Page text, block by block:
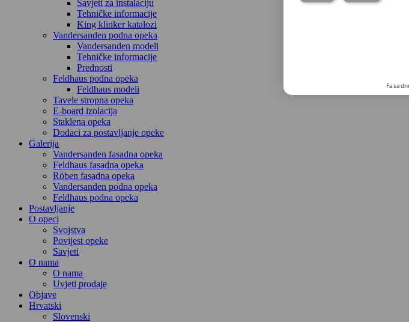
Savjeti za instalaciju
Tehničke informacije
King klinker katalozi
Vandersanden podna opeka
Vandersanden modeli
Tehničke informacije
Prednosti
Feldhaus podna opeka
Feldhaus modeli
Tavele stropna opeka
E-board izolacija
Staklena opeka
Dodaci za postavljanje opeke
Galerija
Vandersanden fasadna opeka
Feldhaus fasadna opeka
Röben fasadna opeka
Vandersanden podna opeka
Feldhaus podna opeka
Postavljanje
O opeci
Svojstva
Povijest opeke
Savjeti
O nama
O nama
Uvjeti prodaje
Objave
Hrvatski
Slovenski